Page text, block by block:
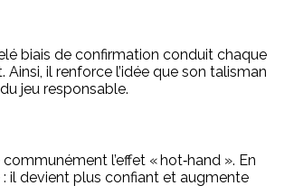
biais de confirmation conduit chaque
il renforce l’idée que son talisman
jeu responsable.
l’effet « hot‑hand ». En
il devient plus confiant et augmente